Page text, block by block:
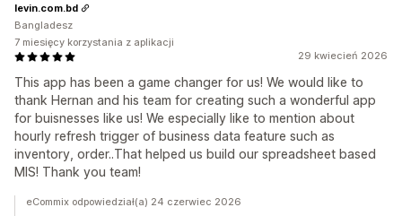
29 kwiecień 2026
This app has been a game changer for us! We would like to
thank Hernan and his team for creating such a wonderful app
for buisnesses like us! We especially like to mention about
hourly refresh trigger of business data feature such as
inventory, order..That helped us build our spreadsheet based
MIS! Thank you team!
levin.com.bd
Bangladesz
7 miesięcy korzystania z aplikacji
eCommix odpowiedział(a) 24 czerwiec 2026